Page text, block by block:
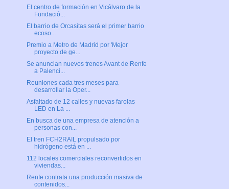
El centro de formación en Vicálvaro de la
Fundació...
El barrio de Orcasitas será el primer barrio
ecoso...
Premio a Metro de Madrid por 'Mejor
proyecto de ge...
Se anuncian nuevos trenes Avant de Renfe
a Palenci...
Reuniones cada tres meses para
desarrollar la Oper...
Asfaltado de 12 calles y nuevas farolas
LED en La ...
En busca de una empresa de atención a
personas con...
El tren FCH2RAIL propulsado por
hidrógeno está en ...
112 locales comerciales reconvertidos en
viviendas...
Renfe contrata una producción masiva de
contenidos...